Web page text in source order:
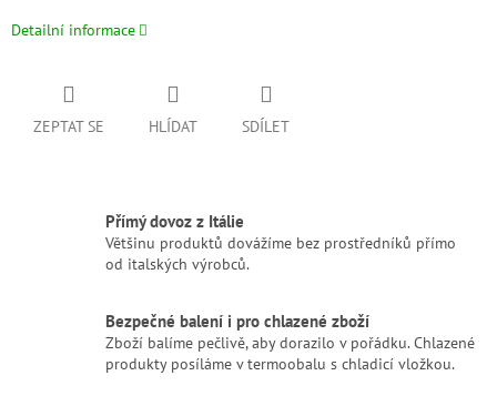
Detailní informace
ZEPTAT SE HLÍDAT SDÍLET
Přímý dovoz z Itálie
Většinu produktů dovážíme bez prostředníků přímo
od italských výrobců.
Bezpečné balení i pro chlazené zboží
Zboží balíme pečlivě, aby dorazilo v pořádku. Chlazené
produkty posíláme v termoobalu s chladicí vložkou.